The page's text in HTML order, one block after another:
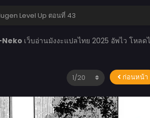
Level Up ตอนที่ 43
เว็บอ่านมังงะแปลไทย 2025 อัพไว โหล
ก่อนหน้า